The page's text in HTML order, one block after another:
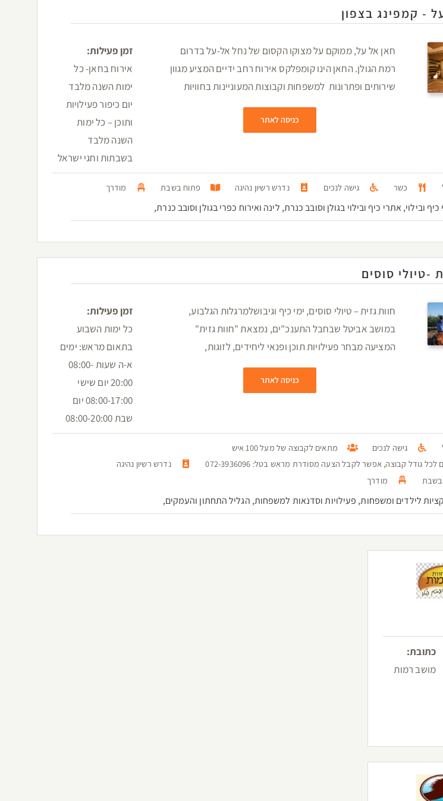
- קמפינג בצפון
חאן אל על, ממוקם על מצוקו הקסום של נחל אל-על בדרום
רמת הגולן. החאן הינו קומפלקס אירוח רחב ידיים המציע מגוון
שירותים ופתרונות למשפחות וקבוצות המעוניינות בחוויות
כניסה לאתר
זמן פעילות:
אירוח בחאן- כל
ימות השנה מלבד
יום כיפור פעילויות
ותוכן – כל ימות
השנה מלבד
בשבתות וחגי ישראל
כשר גישה לנכים נדרש רשיון נהיגה פתוח בשבת מודרך
ובילוי, אתרי כיף ובילוי בגולן וסובב כנרת, לינה ואירוח כפרי בגולן וסובב כנרת,
-טיולי סוסים
חוות גזית – טיולי סוסים, ימי כיף וגיבושלמרגלות הגלבוע,
במושב אביטל שבחבל התענכ"ים, נמצאת "חוות גזית"
המציעה מבחר פעילויות תוכן ופנאי ליחידים, לזוגות,
כניסה לאתר
זמן פעילות:
כל ימות השבוע
בתאום מראש: ימים
א-ה שעות 08:00-
20:00 יום שישי
08:00-17:00 יום
שבת 08:00-20:00
גישה לנכים
מתאים לקבוצה של מעל 100 איש
גודל קבוצה, אפשר לקבל הצעה מסודרת מראש בטל: 072-3936096
נדרש רשיון נהיגה
בשבת
מודרך
לילדים ומשפחות, פעילויות וסדנאות למשפחות, הגליל התחתון והעמקים,
כתובת:
מושב רמות